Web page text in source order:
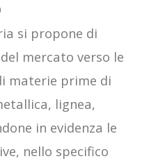
si propone di
mercato verso le
materie prime di
lignea,
in evidenza le
nello specifico